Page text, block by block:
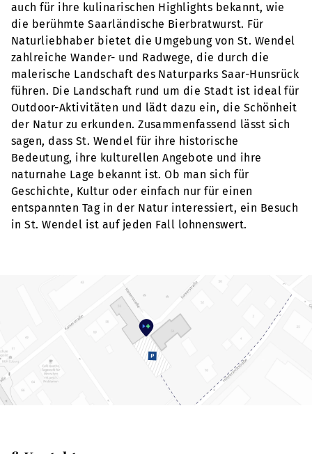
auch für ihre kulinarischen Highlights bekannt, wie
die berühmte Saarländische Bierbratwurst. Für
Naturliebhaber bietet die Umgebung von St. Wendel
zahlreiche Wander- und Radwege, die durch die
malerische Landschaft des Naturparks Saar-Hunsrück
führen. Die Landschaft rund um die Stadt ist ideal für
Outdoor-Aktivitäten und lädt dazu ein, die Schönheit
der Natur zu erkunden. Zusammenfassend lässt sich
sagen, dass St. Wendel für ihre historische
Bedeutung, ihre kulturellen Angebote und ihre
naturnahe Lage bekannt ist. Ob man sich für
Geschichte, Kultur oder einfach nur für einen
entspannten Tag in der Natur interessiert, ein Besuch
in St. Wendel ist auf jeden Fall lohnenswert.